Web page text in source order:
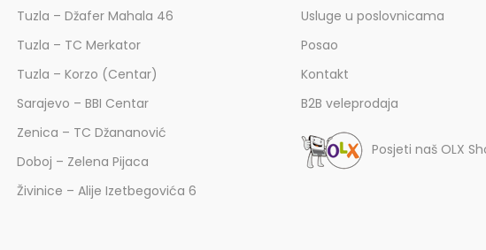
Tuzla – Džafer Mahala 46
Tuzla – TC Merkator
Tuzla – Korzo (Centar)
Sarajevo – BBI Centar
Zenica – TC Džananović
Doboj – Zelena Pijaca
Živinice – Alije Izetbegovića 6
Usluge u poslovnicama
Posao
Kontakt
B2B veleprodaja
Posjeti naš OLX